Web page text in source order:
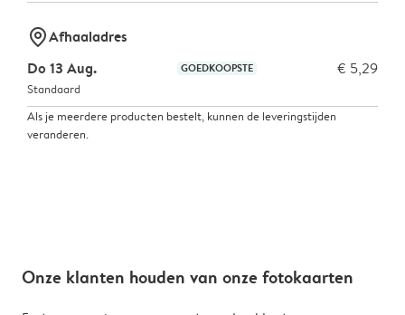
marker-pinAfhaaladres
Do 13 Aug.
GOEDKOOPSTE € 5,29
Standaard
Als je meerdere producten bestelt, kunnen de leveringstijden
veranderen.
Onze klanten houden van onze fotokaarten